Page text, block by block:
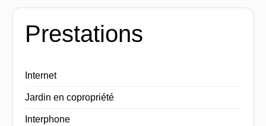
Prestations
Internet
Jardin en copropriété
Interphone